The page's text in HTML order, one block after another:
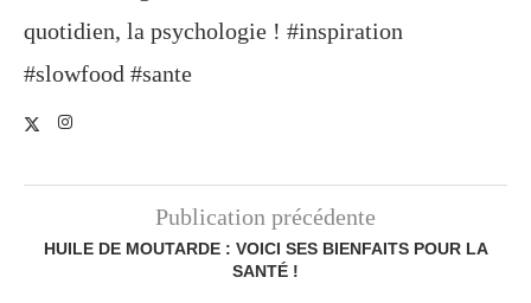
quotidien, la psychologie ! #inspiration
#slowfood #sante
Publication précédente
HUILE DE MOUTARDE : VOICI SES BIENFAITS POUR LA
SANTÉ !